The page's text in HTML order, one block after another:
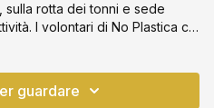
rotta dei tonni e sede
I volontari di No Plastica ci
lungo i litorali, quindi
guardare